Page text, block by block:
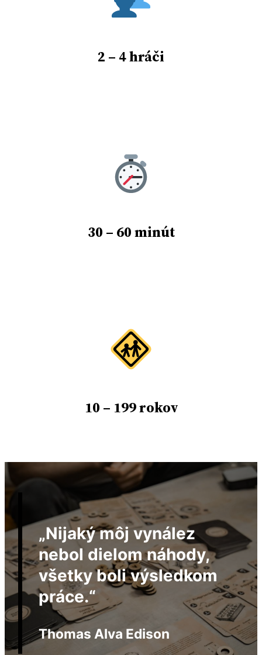
2 – 4 hráči
30 – 60 minút
10 – 199 rokov
„Nijaký môj vynález
nebol dielom náhody,
všetky boli výsledkom
práce.“
Thomas Alva Edison